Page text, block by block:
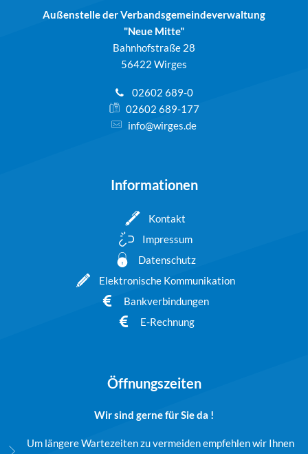
Außenstelle der Verbandsgemeindeverwaltung
"Neue Mitte"
Bahnhofstraße 28
56422 Wirges
02602 689-0
02602 689-177
info@wirges.de
Informationen
Kontakt
Impressum
Datenschutz
Elektronische Kommunikation
Bankverbindungen
E-Rechnung
Öffnungszeiten
Wir sind gerne für Sie da !
Um längere Wartezeiten zu vermeiden empfehlen wir Ihnen